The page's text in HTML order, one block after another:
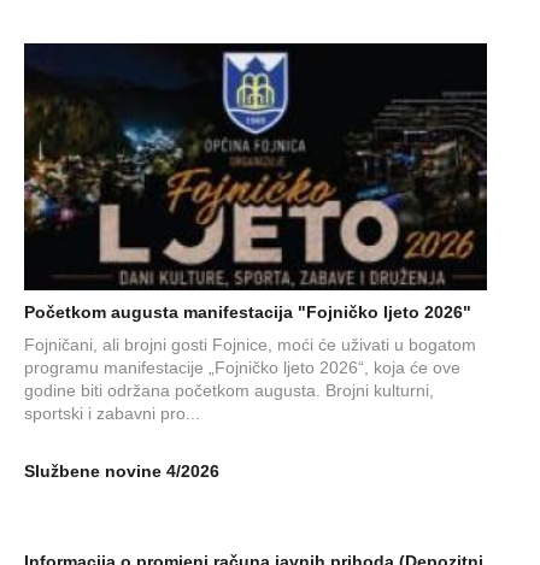
Početkom augusta manifestacija "Fojničko ljeto 2026"
Fojničani, ali brojni gosti Fojnice, moći će uživati u bogatom
programu manifestacije „Fojničko ljeto 2026“, koja će ove
godine biti održana početkom augusta. Brojni kulturni,
sportski i zabavni pro...
Službene novine 4/2026